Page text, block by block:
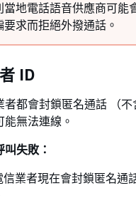
當地電話語音供應商可能
要求而拒絕外撥通話。
ID
者都會封鎖匿名通話 （不
無法連線。
失敗：
信業者現在會封鎖匿名通